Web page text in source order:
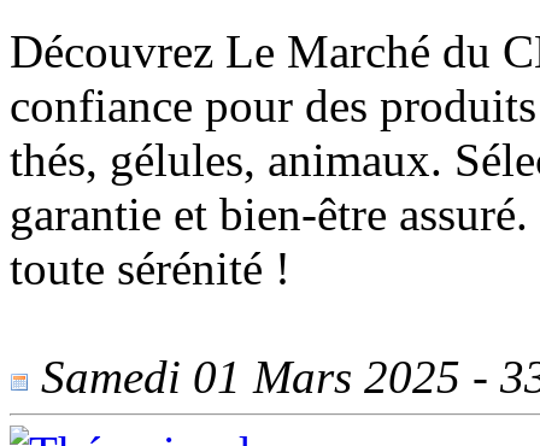
Découvrez Le Marché du
confiance pour des
thés, gélules, animaux.
garantie et bien-être
toute sérénité !
Samedi 01 Mars 2025 -